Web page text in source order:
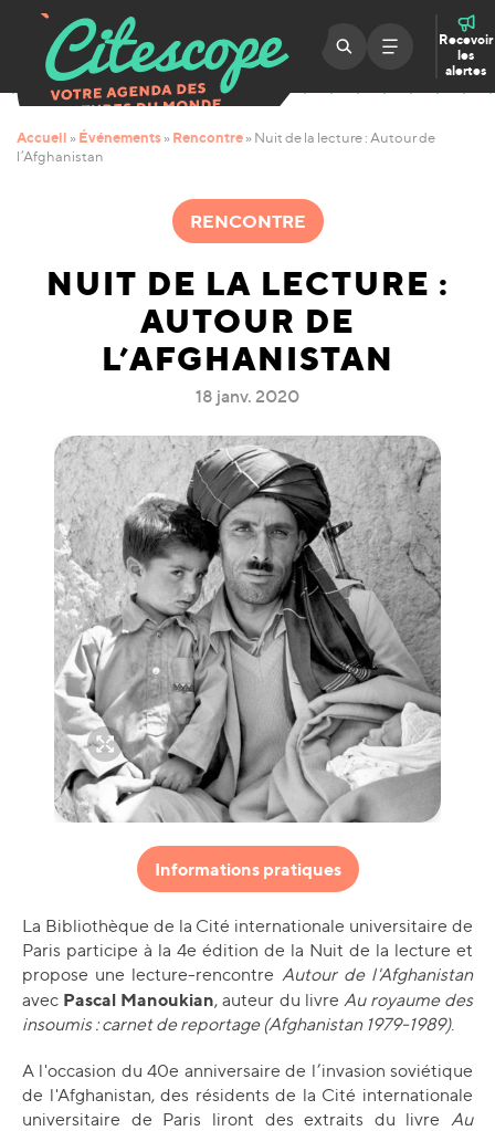
Recevoir
les
alertes
Accueil » Événements » Rencontre » Nuit de la lecture : Autour de
l’Afghanistan
RENCONTRE
NUIT DE LA LECTURE :
AUTOUR DE
L’AFGHANISTAN
18 janv. 2020
Informations pratiques
La Bibliothèque de la Cité internationale universitaire de
Paris participe à la 4e édition de la Nuit de la lecture et
propose une lecture-rencontre Autour de l'Afghanistan
avec Pascal Manoukian, auteur du livre Au royaume des
insoumis : carnet de reportage (Afghanistan 1979-1989).
A l'occasion du 40e anniversaire de l’invasion soviétique
de l'Afghanistan, des résidents de la Cité internationale
universitaire de Paris liront des extraits du livre Au